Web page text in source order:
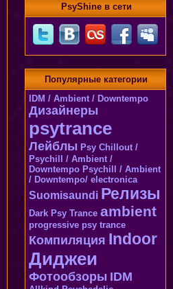
PsyShine в сети
Популярные категории
IDM / Ambient / Downtempo
Дизайнеры
psytrance
Лейблы Psy Chillout /
Psychill / Ambient /
Downtempo Psychill / Ambient
/ Downtempo/ electronica
Suomisaundi Релизы
Dark Psy Trance ambient
progressive psy trance
Компиляция Indoor
Диджеи
Фотообзоры IDM